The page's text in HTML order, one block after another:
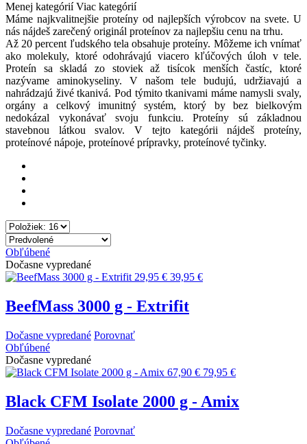
Menej kategórií Viac kategórií
Máme najkvalitnejšie proteíny od najlepších výrobcov na svete. U
nás nájdeš zarečený originál proteínov za najlepšiu cenu na trhu.
Až 20 percent ľudského tela obsahuje proteíny. Môžeme ich vnímať
ako molekuly, ktoré odohrávajú viacero kľúčových úloh v tele.
Proteín sa skladá zo stoviek až tisícok menších častíc, ktoré
nazývame aminokyseliny. V našom tele budujú, udržiavajú a
nahrádzajú živé tkanivá. Pod týmito tkanivami máme namysli svaly,
orgány a celkový imunitný systém, ktorý by bez bielkovým
nedokázal vykonávať svoju funkciu. Proteíny sú základnou
stavebnou látkou svalov. V tejto kategórii nájdeš proteíny,
proteínové nápoje, proteínové prípravky, proteínové tyčinky.
Obľúbené
Dočasne vypredané
29,95 € 39,95 €
BeefMass 3000 g - Extrifit
Dočasne vypredané Porovnať
Obľúbené
Dočasne vypredané
67,90 € 79,95 €
Black CFM Isolate 2000 g - Amix
Dočasne vypredané Porovnať